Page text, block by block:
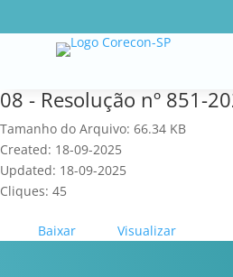
08 - Resolução nº 851-
Tamanho do Arquivo: 66.34 KB
Created: 18-09-2025
Updated: 18-09-2025
Cliques: 45
Baixar Visualizar